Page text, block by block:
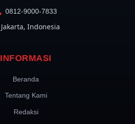
0812-9000-7833
Jakarta, Indonesia
INFORMASI
Beranda
Tentang Kami
Redaksi